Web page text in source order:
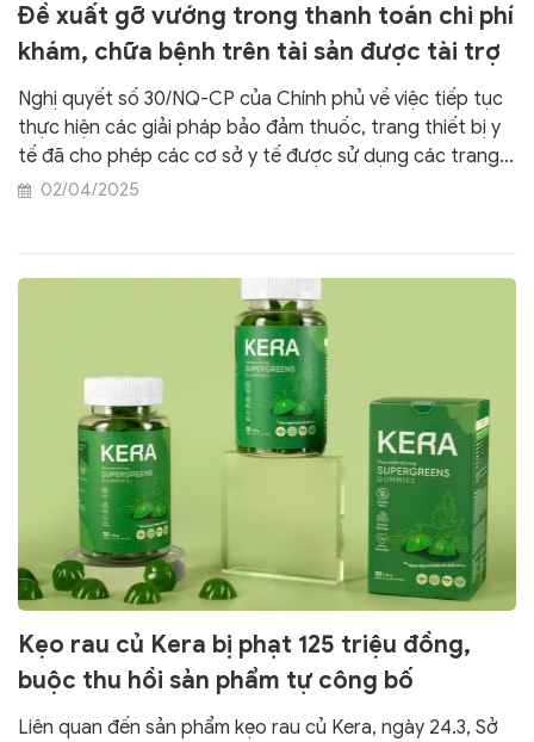
Đề xuất gỡ vướng trong thanh toán chi phí
khám, chữa bệnh trên tài sản được tài trợ
Nghị quyết số 30/NQ-CP của Chính phủ về việc tiếp tục
thực hiện các giải pháp bảo đảm thuốc, trang thiết bị y
tế đã cho phép các cơ sở y tế được sử dụng các trang
thiết bị y tế đã được cá nhân, tổ chức trong nước, nước
xác lập sở hữu toàn dân để khám bệnh, chữa bệnh. Các
dịch vụ kỹ thuật thực hiện bằng trang thiết bị y tế này
được Quỹ bảo hiểm y tế thanh toán. Nghị quyết có hiệu
lực thi hành từ ngày 4/3/2023.
02/04/2025
Kẹo rau củ Kera bị phạt 125 triệu đồng,
buộc thu hồi sản phẩm tự công bố
Liên quan đến sản phẩm kẹo rau củ Kera, ngày 24.3, Sở